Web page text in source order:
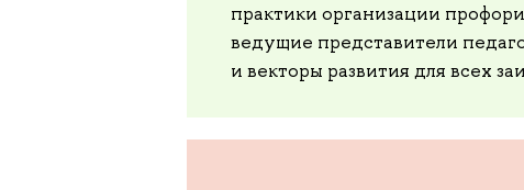
практики организации
ведущие представители
и векторы развития для всех